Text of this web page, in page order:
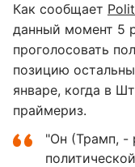
Как сообщает
данный момент 5
проголосовать
позицию
январе, когда в
праймериз.
"Он (Трамп, -